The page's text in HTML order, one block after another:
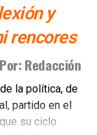
y
rencores
Por: Redacción
la política, de
partido en el
su ciclo